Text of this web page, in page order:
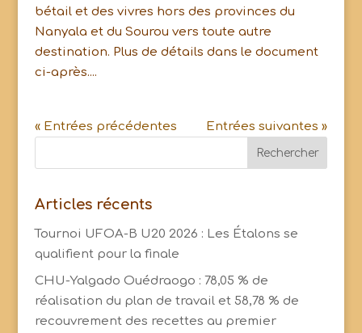
bétail et des vivres hors des provinces du
Nanyala et du Sourou vers toute autre
destination. Plus de détails dans le document
ci-après....
« Entrées précédentes Entrées suivantes »
Articles récents
Tournoi UFOA-B U20 2026 : Les Étalons se
qualifient pour la finale
CHU-Yalgado Ouédraogo : 78,05 % de
réalisation du plan de travail et 58,78 % de
recouvrement des recettes au premier